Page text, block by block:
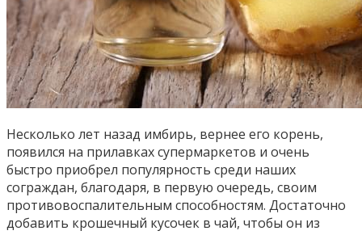
Несколько лет назад имбирь, вернее его корень,
появился на прилавках супермаркетов и очень
быстро приобрел популярность среди наших
сограждан, благодаря, в первую очередь, своим
противовоспалительным способностям. Достаточно
добавить крошечный кусочек в чай, чтобы он из